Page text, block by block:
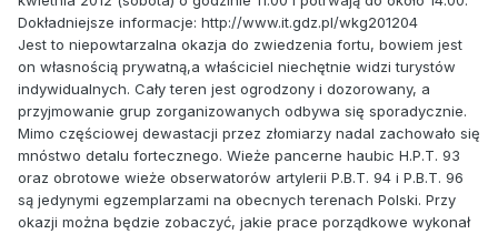
Dokładniejsze informacje: http://www.it.gdz.pl/wkg201204
Jest to niepowtarzalna okazja do zwiedzenia fortu, bowiem jest
on własnością prywatną,a właściciel niechętnie widzi turystów
indywidualnych. Cały teren jest ogrodzony i dozorowany, a
przyjmowanie grup zorganizowanych odbywa się sporadycznie.
Mimo częściowej dewastacji przez złomiarzy nadal zachowało się
mnóstwo detalu fortecznego. Wieże pancerne haubic H.P.T. 93
oraz obrotowe wieże obserwatorów artylerii P.B.T. 94 i P.B.T. 96
są jedynymi egzemplarzami na obecnych terenach Polski. Przy
okazji można będzie zobaczyć, jakie prace porządkowe wykonał